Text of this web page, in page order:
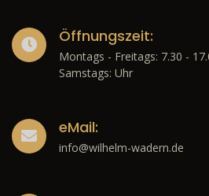
Öffnungszeit:
Montags - Freitags: 7.30 -
Samstags: Uhr
eMail:
info@wilhelm-wadern.de